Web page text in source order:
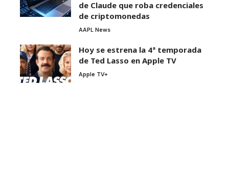
de Claude que roba credenciales
de criptomonedas
AAPL News
Hoy se estrena la 4ª temporada
de Ted Lasso en Apple TV
Apple TV+